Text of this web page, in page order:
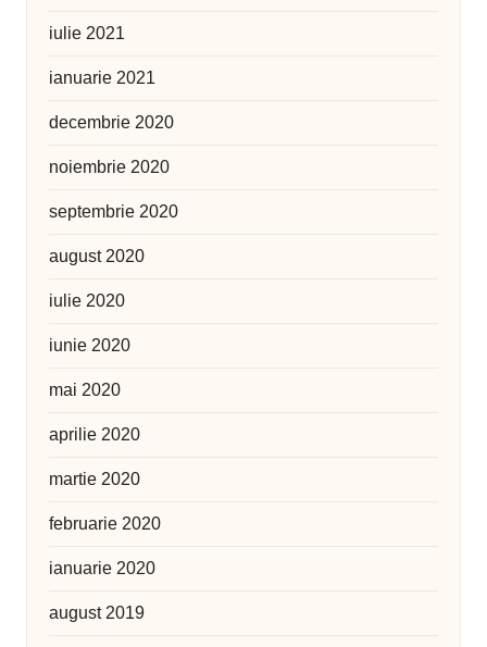
iulie 2021
ianuarie 2021
decembrie 2020
noiembrie 2020
septembrie 2020
august 2020
iulie 2020
iunie 2020
mai 2020
aprilie 2020
martie 2020
februarie 2020
ianuarie 2020
august 2019